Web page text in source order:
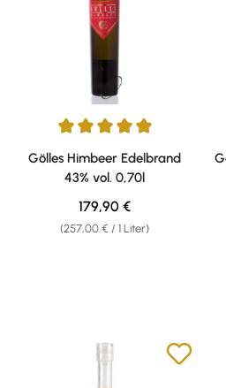
Durchschnittliche Bewertung
Gölles Himbeer Edelbrand
43% vol. 0,70l
(257,00 € / 1 Liter)
Regulärer Preis:
179,90 €